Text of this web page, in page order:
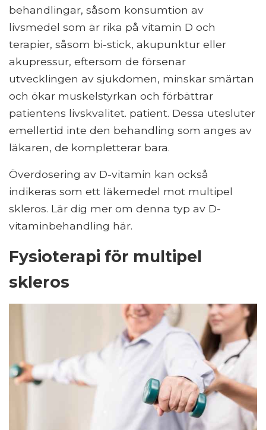
behandlingar, såsom konsumtion av
livsmedel som är rika på vitamin D och
terapier, såsom bi-stick, akupunktur eller
akupressur, eftersom de försenar
utvecklingen av sjukdomen, minskar smärtan
och ökar muskelstyrkan och förbättrar
patientens livskvalitet. patient. Dessa utesluter
emellertid inte den behandling som anges av
läkaren, de kompletterar bara.
Överdosering av D-vitamin kan också
indikeras som ett läkemedel mot multipel
skleros. Lär dig mer om denna typ av D-
vitaminbehandling här.
Fysioterapi för multipel
skleros